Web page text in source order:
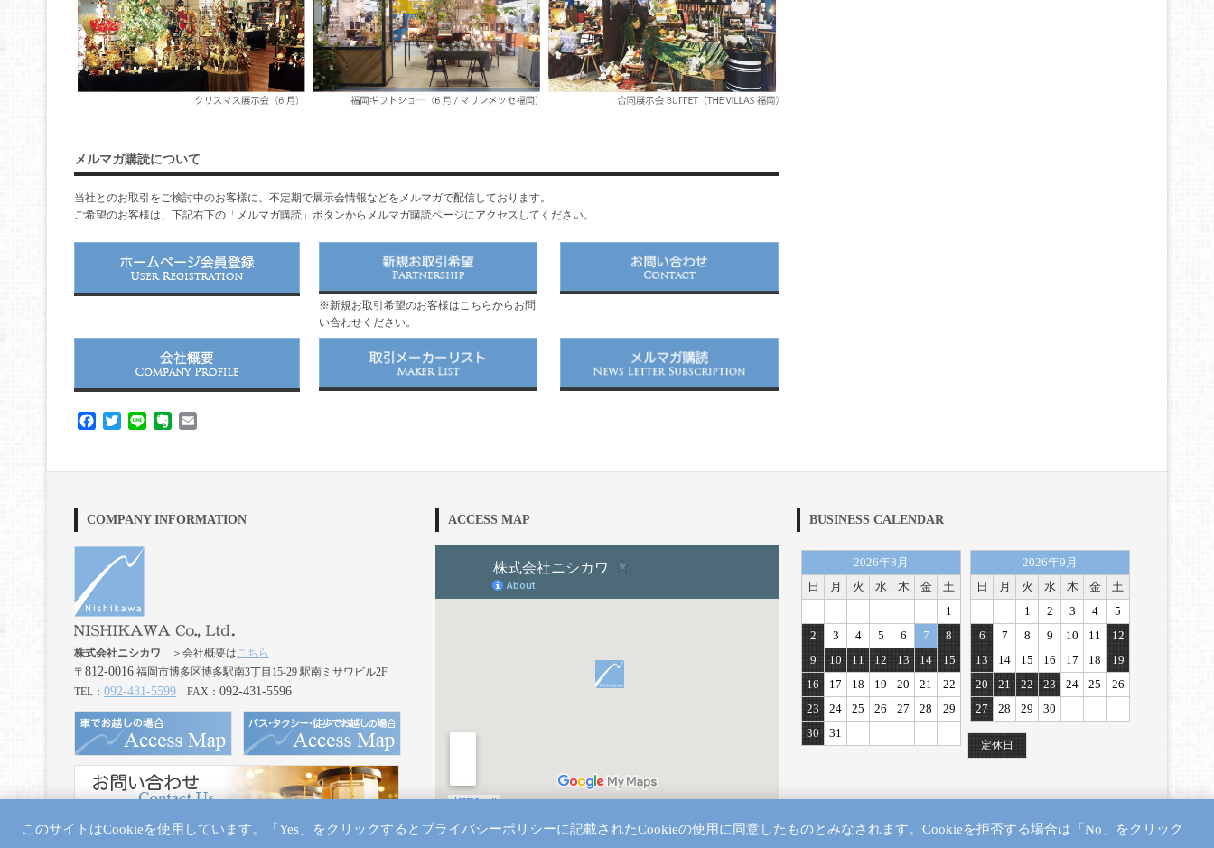
メルマガ購読について
当社とのお取引をご検討中のお客様に、不定期で展示会情報などをメルマガで配信しております。
ご希望のお客様は、下記右下の「メルマガ購読」ボタンからメルマガ購読ページにアクセスしてください。
※新規お取引希望のお客様はこちらからお問
い合わせください。
FacebookTwitterLine Evernote
COMPANY INFORMATION
株式会社ニシカワ ＞会社概要は こちら
〒 812-0016 福岡市博多区博多駅南3丁目15-29 駅南ミサワビル2F
TEL： 092-431-5599 FAX： 092-431-5596
ACCESS MAP BUSINESS CALENDAR
2026年8月
日
月 火 水 木 金
土
1
2
3 4 5 6 7
8
9
10 11 12 13 14
15
16
17 18 19 20 21
22
23
24 25 26 27 28
29
30
31
2026年9月
日
月 火 水 木 金
土
1
2 3 4
5
6
7 8 9 10 11
12
13
14 15 16 17 18
19
20
21 22 23 24 25
26
27
28 29 30
定休日
このサイトはCookieを使用しています。「Yes」をクリックするとプライバシーポリシーに記載されたCookieの使用に同意したものとみなされます。Cookieを拒否する場合は「No」をクリック